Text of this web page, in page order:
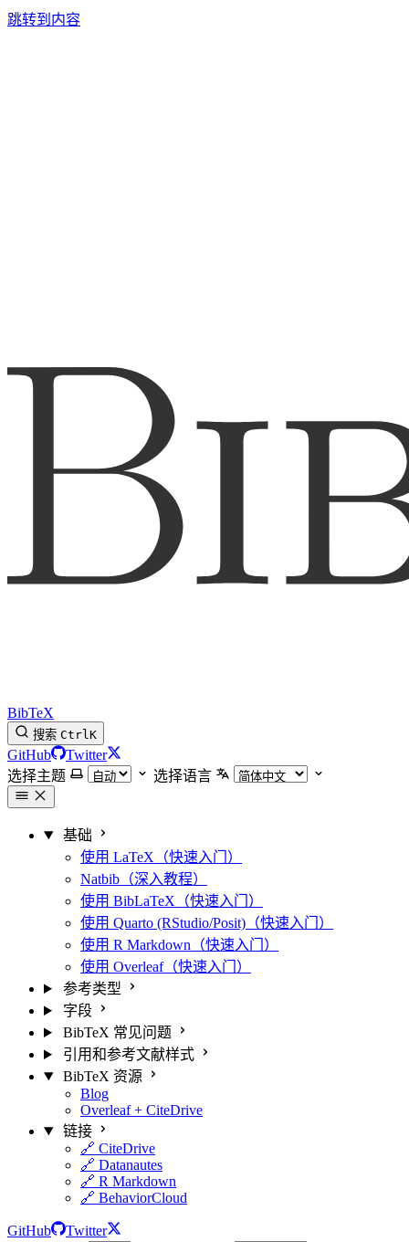
跳转到内容
BibTeX
搜索 CtrlK
GitHub
Twitter
选择主题
选择语言
基础
使用 LaTeX（快速入门）
Natbib（深入教程）
使用 BibLaTeX（快速入门）
使用 Quarto (RStudio/Posit)（快速入门）
使用 R Markdown（快速入门）
使用 Overleaf（快速入门）
参考类型
字段
BibTeX 常见问题
引用和参考文献样式
BibTeX 资源
Blog
Overleaf + CiteDrive
链接
🔗 CiteDrive
🔗 Datanautes
🔗 R Markdown
🔗 BehaviorCloud
GitHub
Twitter